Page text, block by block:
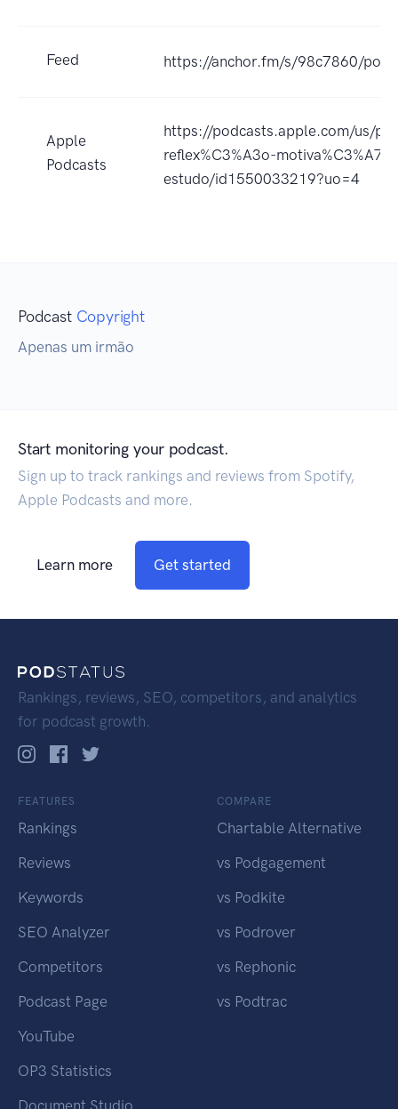
Feed https://anchor.fm/s/98c7860/
Apple
Podcasts
https://podcasts.apple.com/us/
reflex%C3%A3o-
estudo/id1550033219?uo=4
Podcast Copyright
Apenas um irmão
Start monitoring your podcast.
Sign up to track rankings and reviews from Spotify,
Apple Podcasts and more.
Learn more Get started
Rankings, reviews, SEO, competitors, and analytics
for podcast growth.
FEATURES
Rankings
Reviews
Keywords
SEO Analyzer
Competitors
Podcast Page
YouTube
OP3 Statistics
COMPARE
Chartable Alternative
vs Podgagement
vs Podkite
vs Podrover
vs Rephonic
vs Podtrac